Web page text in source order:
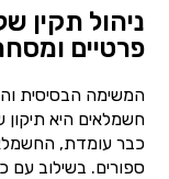
ניהול תקין
פרטיים
המשימה הבסיסית
חשמלאים היא
כבר עומדת,
ספורים. בשילוב עם